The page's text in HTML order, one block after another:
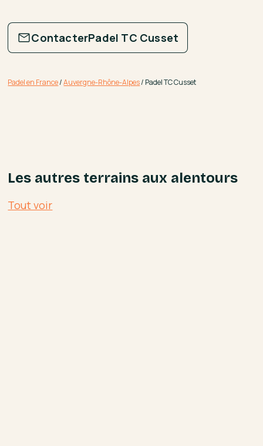
ContacterPadel TC Cusset
Padel en France/Auvergne-Rhône-Alpes/ Padel TC Cusset
Les autres terrains aux alentours
Tout voir